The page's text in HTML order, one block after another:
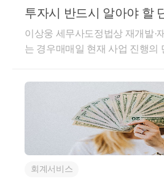
우에는 그 분양권이 완공되어 해
1주택 비과세 거주요건을 적용
다.상세내용1. 사실관계-’15. 5월
9. 1월A분양권 당첨-’19. 2월A분
2.18.A주택 소재지 조정대상지역
주택 완공-’21. 9월A주택 완공2.
합원 지위(21년 이전 사업계획 승
조정대상지역 공고 이전에 매매
금을 지급한 경우, 그 분양권이
양도시 1세대1주택 비과세 거주
투자시 반드시 알아야 할
리 -1편
이상웅 세무사도정법상 재개발·
는 경우매매일 현재 사업 진행의
수 등상황에 따라 가장 유리한
단계에 물건을 매매해야 합니다.
다음 4개의 단계로 나누어 단계
해서 비교해보겠습니다.&lt;1편
가 전 단계2. 관리처분계획인가
&gt;3. 멸실 후, 준공 전 단계4. 준
계획인가 전 단계소득세법에서
회계서비스